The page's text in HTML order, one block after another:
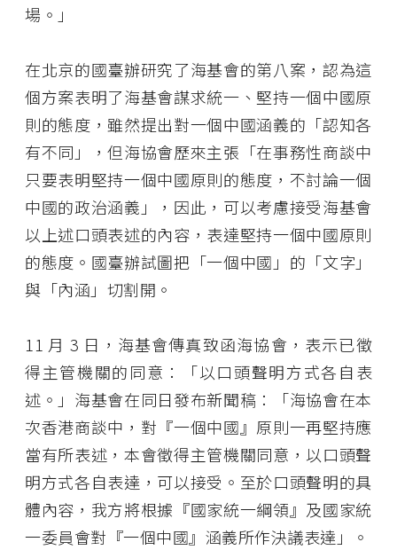
場。」
在北京的國臺辦研究了海基會的第八案，認為這
個方案表明了海基會謀求統一、堅持一個中國原
則的態度，雖然提出對一個中國涵義的「認知各
有不同」，但海協會歷來主張「在事務性商談中
只要表明堅持一個中國原則的態度，不討論一個
中國的政治涵義」，因此，可以考慮接受海基會
以上述口頭表述的內容，表達堅持一個中國原則
的態度。國臺辦試圖把「一個中國」的「文字」
與「內涵」切割開。
11 月 3 日，海基會傳真致函海協會，表示已徵
得主管機關的同意：「以口頭聲明方式各自表
述。」海基會在同日發布新聞稿：「海協會在本
次香港商談中，對『一個中國』原則一再堅持應
當有所表述，本會徵得主管機關同意，以口頭聲
明方式各自表達，可以接受。至於口頭聲明的具
體內容，我方將根據『國家統一綱領』及國家統
一委員會對『一個中國』涵義所作決議表達」。